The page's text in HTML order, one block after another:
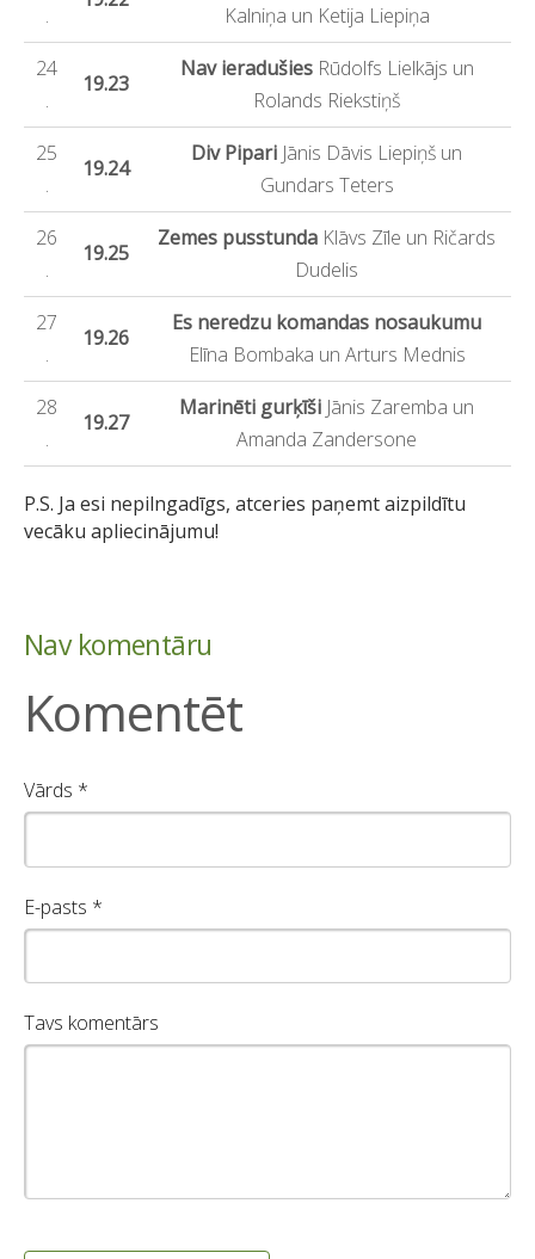
.
Kalniņa un Ketija Liepiņa
24
.
19.23
Nav ieradušiesRūdolfs Lielkājs un
Rolands Riekstiņš
25
.
19.24
Div Pipari Jānis Dāvis Liepiņš un
Gundars Teters
26
.
19.25
Zemes pusstunda Klāvs Zīle un Ričards
Dudelis
27
.
19.26
Es neredzu komandas nosaukumu
Elīna Bombaka un Arturs Mednis
28
.
19.27
Marinēti gurķīši Jānis Zaremba un
Amanda Zandersone
P.S. Ja esi nepilngadīgs, atceries paņemt aizpildītu
vecāku apliecinājumu!
Nav komentāru
Komentēt
Vārds *
E-pasts *
Tavs komentārs